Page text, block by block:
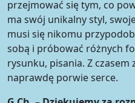
przejmować się tym, co
ma swój unikalny styl,
musi się nikomu
sobą i próbować różnych
rysunku, pisania. Z czasem
naprawdę porwie serce.